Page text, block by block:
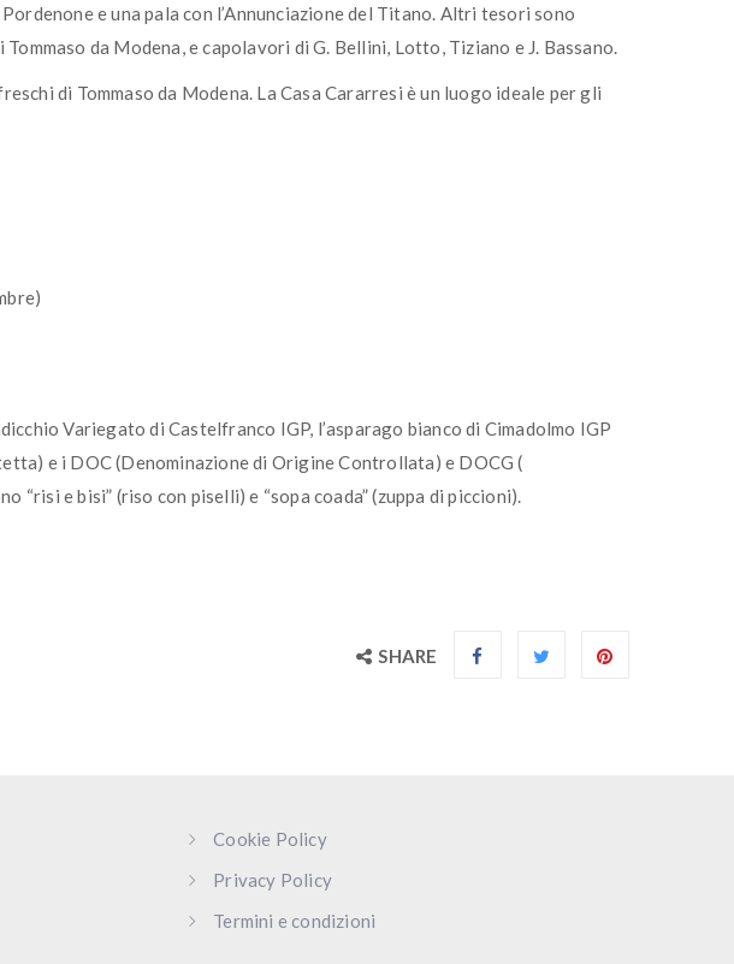
e una pala con l’Annunciazione del Titano. Altri tesori sono
da Modena, e capolavori di G. Bellini, Lotto, Tiziano e J. Bassano.
di Tommaso da Modena. La Casa Cararresi è un luogo ideale per gli
Variegato di Castelfranco IGP, l’asparago bianco di Cimadolmo IGP
e i DOC (Denominazione di Origine Controllata) e DOCG (
e bisi” (riso con piselli) e “sopa coada” (zuppa di piccioni).
SHARE
Cookie Policy
Privacy Policy
Termini e condizioni